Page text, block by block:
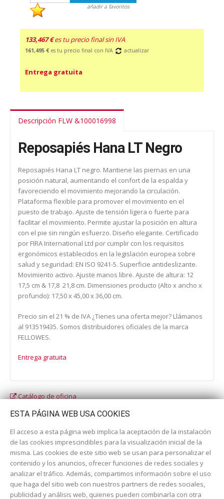
añadir a favoritos
133,467 € es tu precio final sin IVA
161,495 € es tu precio final con IVA actualizar
Entrega gratuita
Descripción FLW &100016998
Reposapiés Hana LT Negro
Reposapiés Hana LT negro. Mantiene las piernas en una
posición natural, aumentando el confort de la espalda y
favoreciendo el movimiento mejorando la circulación.
Plataforma flexible para promover el movimiento en el
puesto de trabajo. Ajuste de tensión ligera o fuerte para
facilitar el movimiento. Permite ajustar la posición en altura
con el pie sin ningún esfuerzo. Diseño elegante. Certificado
por FIRA International Ltd por cumplir con los requisitos
ergonómicos establecidos en la legislación europea sobre
salud y seguridad: EN ISO 9241-5. Superficie antideslizante.
Movimiento activo. Ajuste manos libre. Ajuste de altura: 12 
17,5 cm & 17,8  21,8 cm. Dimensiones producto (Alto x ancho x
profundo): 17,50 x 45,00 x 36,00 cm.
Precio sin el 21 % de IVA ¿Tienes una oferta mejor? Llámanos
al 913519435. Somos distribuidores oficiales de la marca
FELLOWES.
Entrega gratuita
Catálogo de oficina
ESTA PÁGINA WEB USA COOKIES
El acceso a esta página web implica la aceptación de la instalación
de las cookies imprescindibles para la visualización inicial de la
misma. Las cookies de este sitio web se usan para personalizar el
contenido y los anuncios, ofrecer funciones de redes sociales y
analizar el tráfico. Además, compartimos información sobre el uso
que haga del sitio web con nuestros partners de redes sociales,
publicidad y análisis web, quienes pueden combinarla con otra